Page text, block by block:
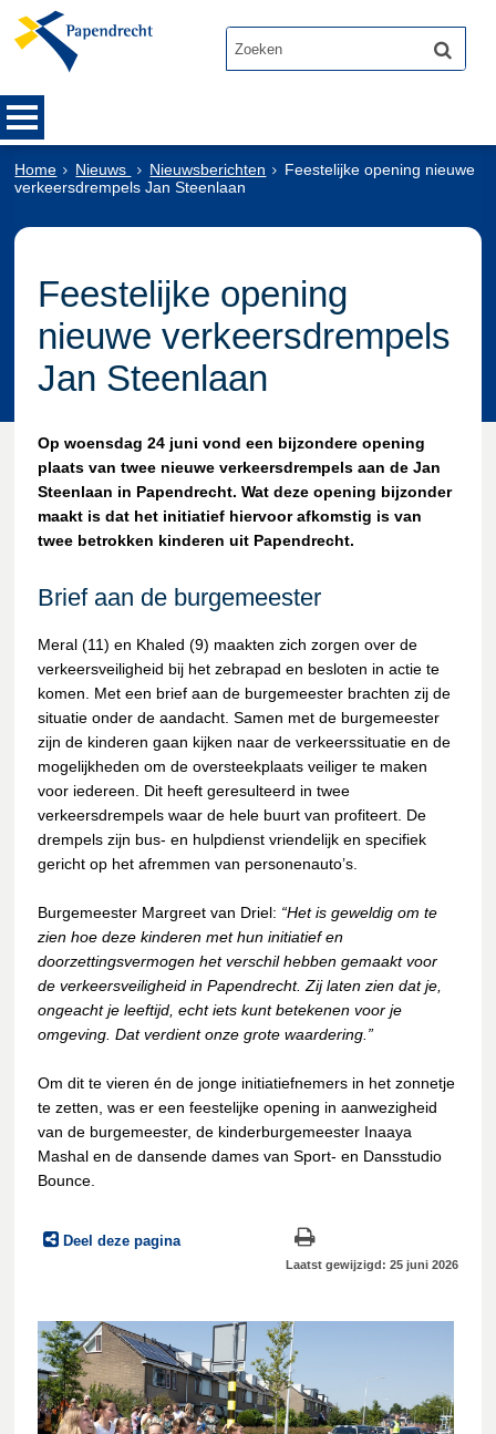
Home Nieuws Nieuwsberichten
Feestelijke opening nieuwe
verkeersdrempels Jan Steenlaan
Feestelijke opening
nieuwe verkeersdrempels
Jan Steenlaan
Op woensdag 24 juni vond een bijzondere opening
plaats van twee nieuwe verkeersdrempels aan de Jan
Steenlaan in Papendrecht. Wat deze opening bijzonder
maakt is dat het initiatief hiervoor afkomstig is van
twee betrokken kinderen uit Papendrecht.
Brief aan de burgemeester
Meral (11) en Khaled (9) maakten zich zorgen over de
verkeersveiligheid bij het zebrapad en besloten in actie te
komen. Met een brief aan de burgemeester brachten zij de
situatie onder de aandacht. Samen met de burgemeester
zijn de kinderen gaan kijken naar de verkeerssituatie en de
mogelijkheden om de oversteekplaats veiliger te maken
voor iedereen. Dit heeft geresulteerd in twee
verkeersdrempels waar de hele buurt van profiteert. De
drempels zijn bus- en hulpdienst vriendelijk en specifiek
gericht op het afremmen van personenauto’s.
Burgemeester Margreet van Driel: “Het is geweldig om te
zien hoe deze kinderen met hun initiatief en
doorzettingsvermogen het verschil hebben gemaakt voor
de verkeersveiligheid in Papendrecht. Zij laten zien dat je,
ongeacht je leeftijd, echt iets kunt betekenen voor je
omgeving. Dat verdient onze grote waardering.”
Om dit te vieren én de jonge initiatiefnemers in het zonnetje
te zetten, was er een feestelijke opening in aanwezigheid
van de burgemeester, de kinderburgemeester Inaaya
Mashal en de dansende dames van Sport- en Dansstudio
Bounce.
Deel deze pagina
Laatst gewijzigd: 25 juni 2026